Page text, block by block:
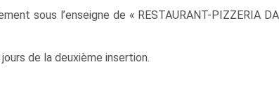
sous l’enseigne de « RESTAURANT-PIZZERIA
de la deuxième insertion.